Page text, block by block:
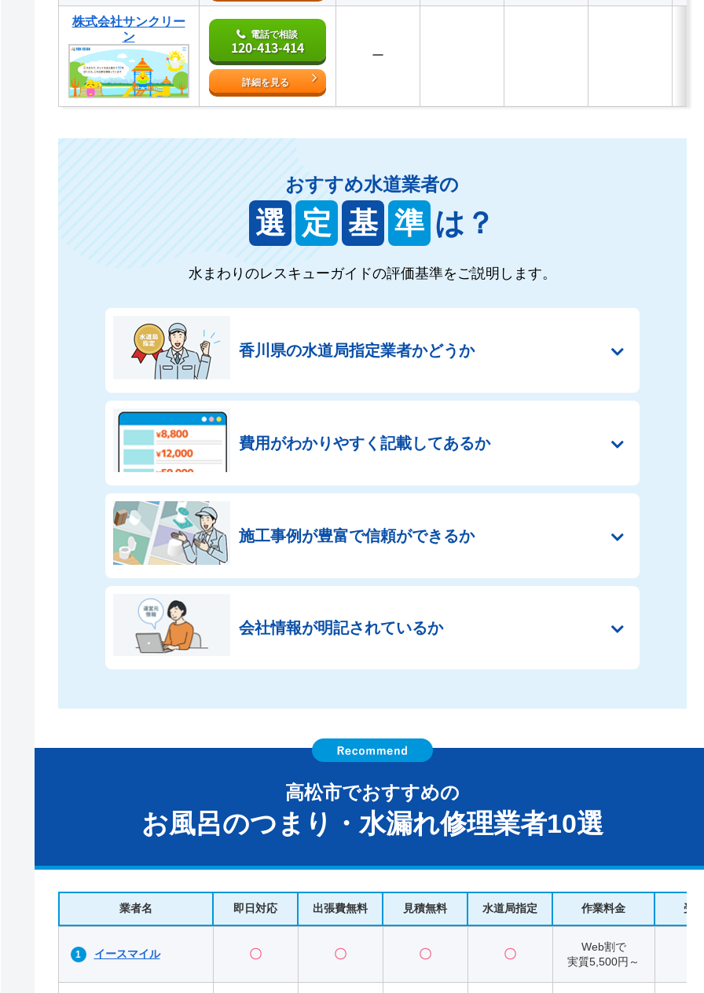
株式会社サンクリー
ン
電話で相談
120-413-414
詳細を見る
ー
おすすめ水道業者の
選 定 基 準 は？
水まわりのレスキューガイドの評価基準をご説明します。
香川県の水道局指定業者かどうか
費用がわかりやすく 記載してあるか
施工事例が豊富で信頼ができるか
会社情報が明記されているか
高松市でおすすめの
お風呂のつまり・水漏れ修理業者10選
業者名 即日対応 出張費無料 見積無料 水道局指定 作業料金 受
イースマイル 〇 〇 〇 〇
Web割で
実質5,500円～